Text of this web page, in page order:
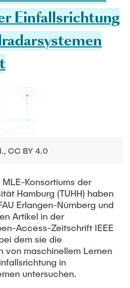
Einfallsrichtung
CC BY 4.0
Konsortiums der
Hamburg (TUHH) haben
Erlangen-Nürnberg und
Artikel in der
Access-Zeitschrift IEEE
dem sie die
von maschinellem Lernen
in
untersuchen.